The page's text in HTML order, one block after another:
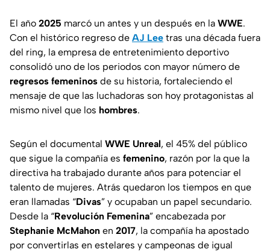
El año 2025 marcó un antes y un después en la WWE.
Con el histórico regreso de AJ Lee tras una década fuera
del ring, la empresa de entretenimiento deportivo
consolidó uno de los periodos con mayor número de
regresos femeninos de su historia, fortaleciendo el
mensaje de que las luchadoras son hoy protagonistas al
mismo nivel que los hombres.
Según el documental WWE Unreal, el 45% del público
que sigue la compañía es femenino, razón por la que la
directiva ha trabajado durante años para potenciar el
talento de mujeres. Atrás quedaron los tiempos en que
eran llamadas “Divas” y ocupaban un papel secundario.
Desde la “Revolución Femenina” encabezada por
Stephanie McMahon en 2017, la compañía ha apostado
por convertirlas en estelares y campeonas de igual